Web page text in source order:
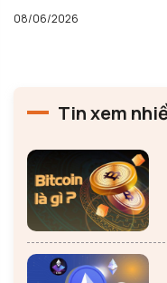
08/06/2026
Tin xem